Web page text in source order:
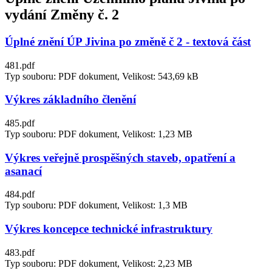
vydání Změny č. 2
Úplné znění ÚP Jivina po změně č 2 - textová část
481.pdf
Typ souboru: PDF dokument, Velikost: 543,69 kB
Výkres základního členění
485.pdf
Typ souboru: PDF dokument, Velikost: 1,23 MB
Výkres veřejně prospěšných staveb, opatření a
asanací
484.pdf
Typ souboru: PDF dokument, Velikost: 1,3 MB
Výkres koncepce technické infrastruktury
483.pdf
Typ souboru: PDF dokument, Velikost: 2,23 MB